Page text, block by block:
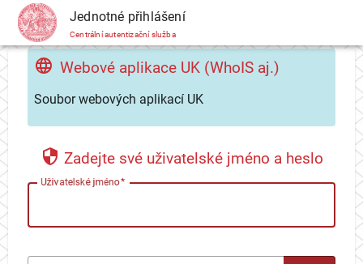
CAS Jednotné přihlášení
Centrální autentizační služba
Webové aplikace UK (WhoIS aj.)
Soubor webových aplikací UK
Zadejte své uživatelské jméno a heslo
Uživatelské jméno